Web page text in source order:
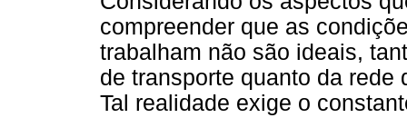
compreender que as
trabalham não são ideais,
de transporte quanto da
Tal realidade exige o